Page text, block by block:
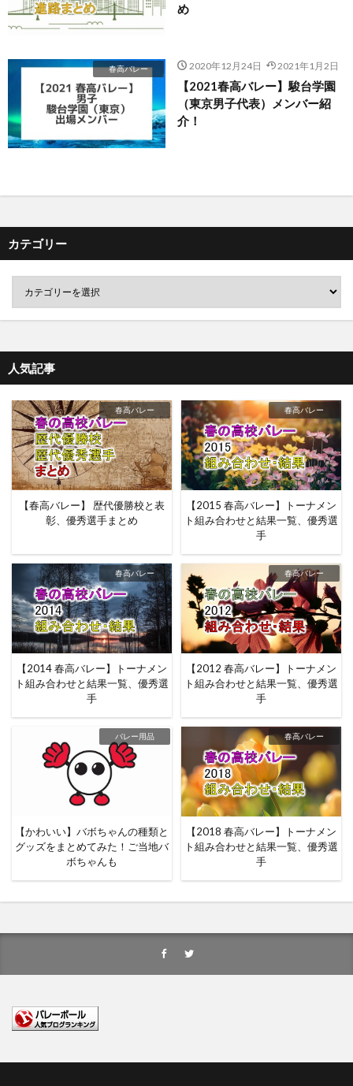
め
春高バレー 2020年12月24日 2021年1月2日
【2021春高バレー】駿台学園
（東京男子代表）メンバー紹
介！
カテゴリー
人気記事
春高バレー
【春高バレー】 歴代優勝校と表
彰、優秀選手まとめ
春高バレー
【2015 春高バレー】トーナメン
ト組み合わせと結果一覧、優秀選
手
春高バレー
【2014 春高バレー】トーナメン
ト組み合わせと結果一覧、優秀選
手
春高バレー
【2012 春高バレー】トーナメン
ト組み合わせと結果一覧、優秀選
手
バレー用品
【かわいい】バボちゃんの種類と
グッズをまとめてみた！ご当地バ
ボちゃんも
春高バレー
【2018 春高バレー】トーナメン
ト組み合わせと結果一覧、優秀選
手